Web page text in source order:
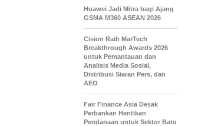
Huawei Jadi Mitra bagi Ajang
GSMA M360 ASEAN 2026
Cision Raih MarTech
Breakthrough Awards 2026
untuk Pemantauan dan
Analisis Media Sosial,
Distribusi Siaran Pers, dan
AEO
Fair Finance Asia Desak
Perbankan Hentikan
Pendanaan untuk Sektor Batu